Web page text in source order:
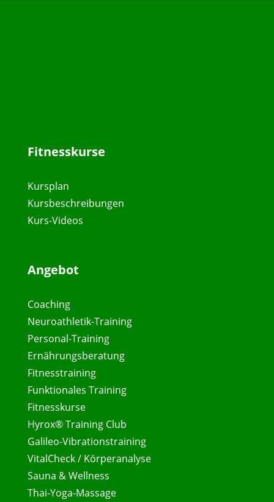
Fitnesskurse
Kursplan
Kursbeschreibungen
Kurs-Videos
Angebot
Coaching
Neuroathletik-Training
Personal-Training
Ernährungsberatung
Fitnesstraining
Funktionales Training
Fitnesskurse
Hyrox® Training Club
Galileo-Vibrationstraining
VitalCheck / Körperanalyse
Sauna & Wellness
Thai-Yoga-Massage